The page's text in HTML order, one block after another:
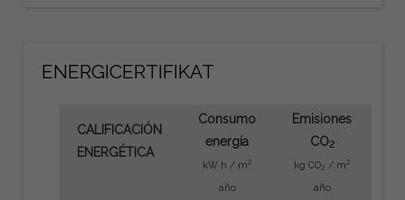
ENERGICERTIFIKAT
CALIFICACIÓN
ENERGÉTICA
Consumo
energía
kW h / m2
año
Emisiones
CO2
kg CO2 / m2
año